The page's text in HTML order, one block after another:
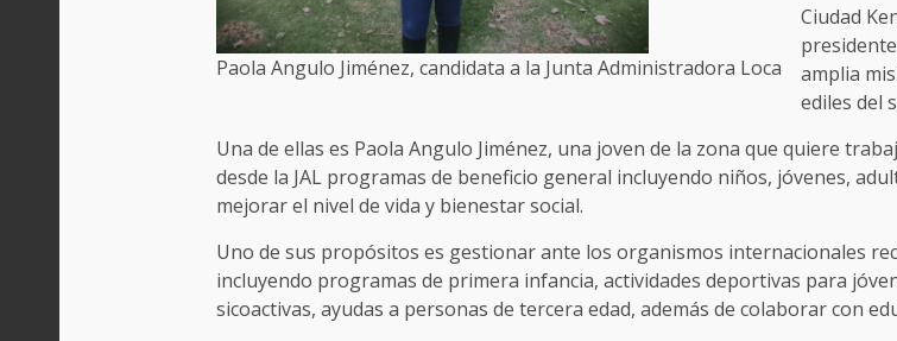
Paola Angulo Jiménez, candidata a la Junta Administradora Loca
Ciudad
amplia
ediles del
Una de ellas es Paola Angulo Jiménez, una joven de la zona que quiere
desde la JAL programas de beneficio general incluyendo niños, jóvenes,
mejorar el nivel de vida y bienestar social.
Uno de sus propósitos es gestionar ante los organismos internacionales
incluyendo programas de primera infancia, actividades deportivas para
sicoactivas, ayudas a personas de tercera edad, además de colaborar con